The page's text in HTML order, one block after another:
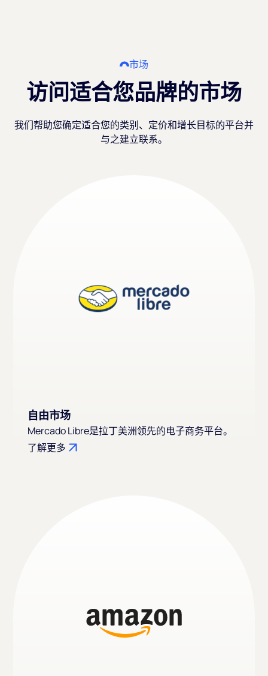
市场
访问适合您品牌的市场
我们帮助您确定适合您的类别、定价和增长目标的平台并
与之建立联系。
自由市场
Mercado Libre是拉丁美洲领先的电子商务平台。
了解更多